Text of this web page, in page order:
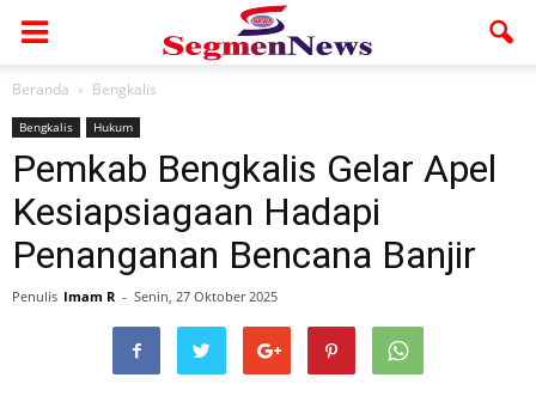
Beranda Bengkalis
Bengkalis Hukum
Pemkab Bengkalis Gelar Apel
Kesiapsiagaan Hadapi
Penanganan Bencana Banjir
Penulis Imam R - Senin, 27 Oktober 2025